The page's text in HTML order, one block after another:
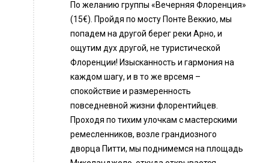
По желанию группы «Вечерняя Флоренция»
(15€). Пройдя по мосту Понте Веккио, мы
попадем на другой берег реки Арно, и
ощутим дух другой, не туристической
Флоренции! Изысканность и гармония на
каждом шагу, и в то же врсемя –
спокойствие и размеренность
повседневной жизни флорентийцев.
Проходя по тихим улочкам с мастерскими
ремесленников, возле грандиозного
дворца Питти, мы поднимемся на площадь